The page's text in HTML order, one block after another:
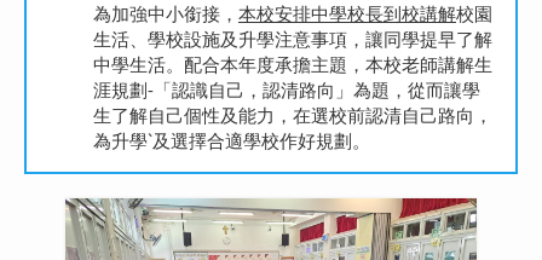
為加強中小銜接， 本校安排中學校長到校講解校園
生活、學校設施及升學注意事項，讓同學提早了解
中學生活。配合本年度承擔主題，本校老師講解生
涯規劃-「認識自己，認清路向」為題，從而讓學
生了解自己個性及能力，在選校前認清自己路向，
為升學`及選擇合適學校作好規劃。